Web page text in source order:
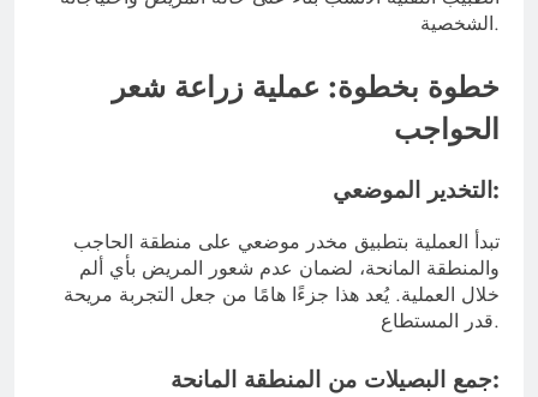
الشخصية.
خطوة بخطوة: عملية زراعة شعر
الحواجب
التخدير الموضعي:
تبدأ العملية بتطبيق مخدر موضعي على منطقة الحاجب
والمنطقة المانحة، لضمان عدم شعور المريض بأي ألم
خلال العملية. يُعد هذا جزءًا هامًا من جعل التجربة مريحة
قدر المستطاع.
جمع البصيلات من المنطقة المانحة: